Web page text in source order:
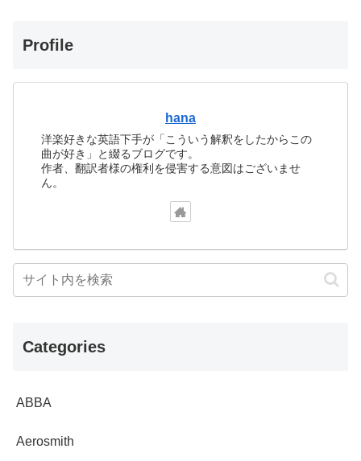
Profile
hana
洋楽好きな英語下手が「こういう解釈をしたからこの
曲が好き」と綴るブログです。
作者、翻訳者様の権利を侵害する意図はございませ
ん。
Categories
ABBA
Aerosmith